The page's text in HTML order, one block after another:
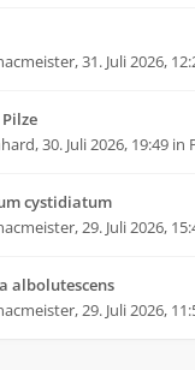
,31. Juli 2026,
,30. Juli 2026, 19:49 in
cystidiatum
,29. Juli 2026,
albolutescens
,29. Juli 2026,